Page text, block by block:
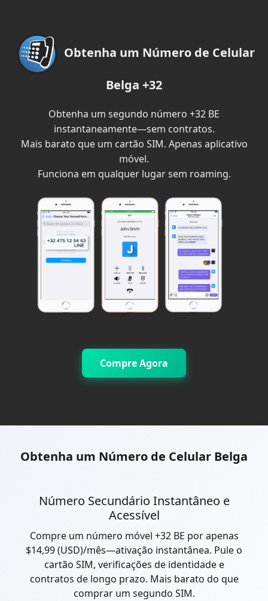
Obtenha um Número de Celular
Belga +32
Obtenha um segundo número +32 BE
instantaneamente—sem contratos.
Mais barato que um cartão SIM. Apenas aplicativo
móvel.
Funciona em qualquer lugar sem roaming.
Compre Agora
Obtenha um Número de Celular Belga
Número Secundário Instantâneo e
Acessível
Compre um número móvel +32 BE por apenas
$14,99 (USD)/mês—ativação instantânea. Pule o
cartão SIM, verificações de identidade e
contratos de longo prazo. Mais barato do que
comprar um segundo SIM.